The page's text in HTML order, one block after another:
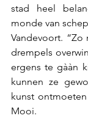
stad heel
monde van
Vandevoort.
drempels
ergens te gààn
kunnen ze
kunst
Mooi.